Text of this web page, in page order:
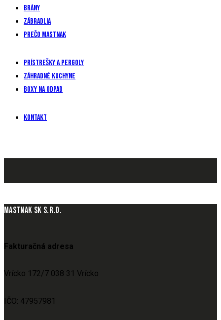
Brány
Zábradlia
Prečo mastnak
Prístrešky a pergoly
Záhradné kuchyne
Boxy na odpad
Kontakt
MASTNAK SK S.R.O.
Fakturačná adresa
Vrícko 172/7 038 31 Vrícko
IČO: 47957981